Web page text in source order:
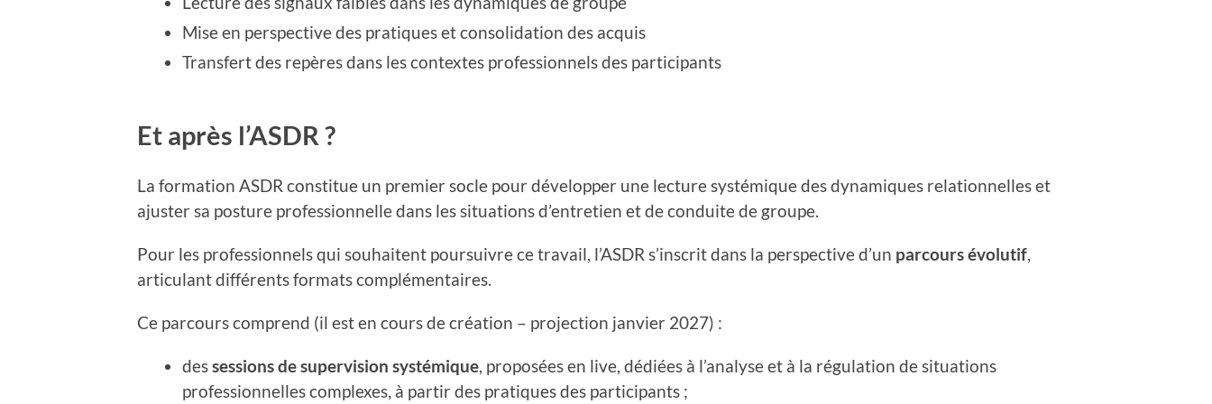
Mise en perspective des pratiques et consolidation des acquis
Transfert des repères dans les contextes professionnels des participants
Et après l’ASDR ?
La formation ASDR constitue un premier socle pour développer une lecture systémique des dynamiques relationnelles et
ajuster sa posture professionnelle dans les situations d’entretien et de conduite de groupe.
Pour les professionnels qui souhaitent poursuivre ce travail, l’ASDR s’inscrit dans la perspective d’un parcours évolutif,
articulant différents formats complémentaires.
Ce parcours comprend (il est en cours de création – projection janvier 2027) :
dessessions de supervision systémique, proposées en live, dédiées à l’analyse et à la régulation de situations
professionnelles complexes, à partir des pratiques des participants ;